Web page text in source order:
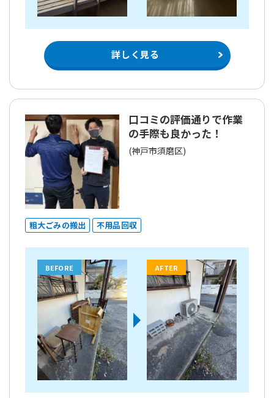
詳しく見る
口コミの評価通りで作業
の手際も良かった！
(神戸市須磨区)
粗大ごみの搬出 不用品回収
BEFORE AFTER